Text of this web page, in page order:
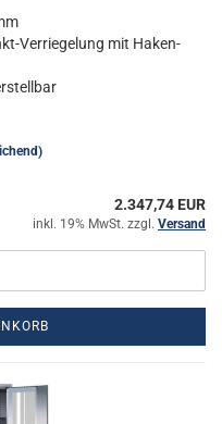
Verriegelung mit Ha­ken­
2.347,74 EUR
inkl. 19% MwSt. zzgl. Versand